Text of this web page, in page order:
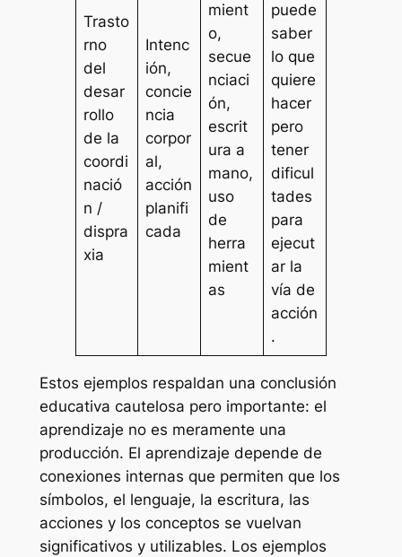
Trasto
rno
del
desar
rollo
de la
coordi
nació
n /
dispra
xia
Intenc
ión,
concie
ncia
corpor
al,
acción
planifi
cada
mient
o,
secue
nciaci
ón,
escrit
ura a
mano,
uso
de
herra
mient
as
puede
saber
lo que
quiere
hacer
pero
tener
dificul
tades
para
ejecut
ar la
vía de
acción
.
Estos ejemplos respaldan una conclusión
educativa cautelosa pero importante: el
aprendizaje no es meramente una
producción. El aprendizaje depende de
conexiones internas que permiten que los
símbolos, el lenguaje, la escritura, las
acciones y los conceptos se vuelvan
significativos y utilizables. Los ejemplos